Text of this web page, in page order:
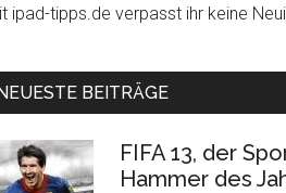
ipad-tipps.de verpasst ihr keine
BEITRÄGE
FIFA 13, der
Hammer des